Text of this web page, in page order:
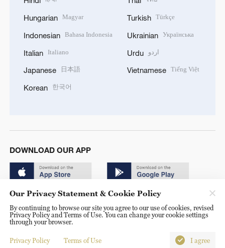
Hungarian Magyar
Indonesian Bahasa Indonesia
Italian Italiano
Japanese 日本語
Korean 한국어
Turkish Türkçe
Ukrainian Українська
Urdu اردو
Vietnamese Tiếng Việt
DOWNLOAD OUR APP
© China Radio International.CRI. All Rights Reserved. 16A
Shijingshan Road, Beijing, China. 100040
Our Privacy Statement & Cookie Policy
By continuing to browse our site you agree to our use of cookies, revised
Privacy Policy and Terms of Use. You can change your cookie settings
through your browser.
Privacy Policy Terms of Use I agree